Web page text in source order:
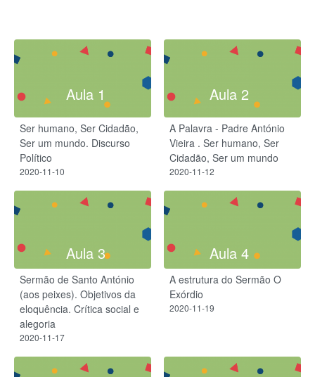
Aula 1
Ser humano, Ser Cidadão,
Ser um mundo. Discurso
Político
2020-11-10
Aula 2
A Palavra - Padre António
Vieira . Ser humano, Ser
Cidadão, Ser um mundo
2020-11-12
Aula 3
Sermão de Santo António
(aos peixes). Objetivos da
eloquência. Crítica social e
alegoria
2020-11-17
Aula 4
A estrutura do Sermão O
Exórdio
2020-11-19